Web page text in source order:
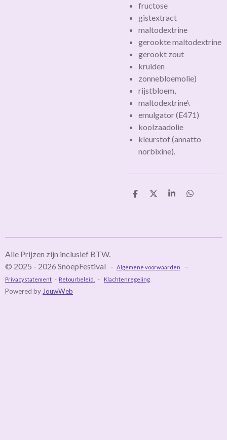
fructose
gistextract
maltodextrine
gerookte maltodextrine
gerookt zout
kruiden
zonnebloemolie)
rijstbloem,
maltodextrine\
emulgator (E471)
koolzaadolie
kleurstof (annatto
norbixine).
D
D
S
D
Alle Prijzen zijn inclusief BTW.
© 2025 - 2026 SnoepFestival - Algemene voorwaarden -
Privacystatement - Retourbeleid. - Klachtenregeling
Powered by JouwWeb